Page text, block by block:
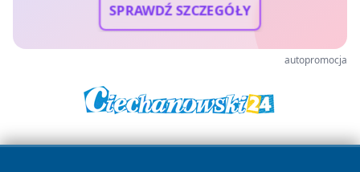
SPRAWDŹ SZCZEGÓŁY
autopromocja